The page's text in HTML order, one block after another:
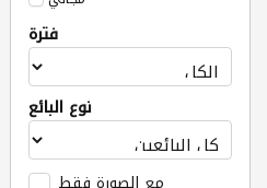
فترة
نوع البائع